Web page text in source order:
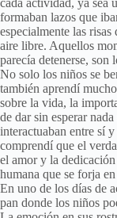
cada actividad, ya sea
formaban lazos que
especialmente las
aire libre. Aquellos
parecía detenerse, son
No solo los niños se
también aprendí
sobre la vida, la
de dar sin esperar
interactuaban entre sí
comprendí que el
el amor y la
humana que se forja
En uno de los días de
pan donde los niños